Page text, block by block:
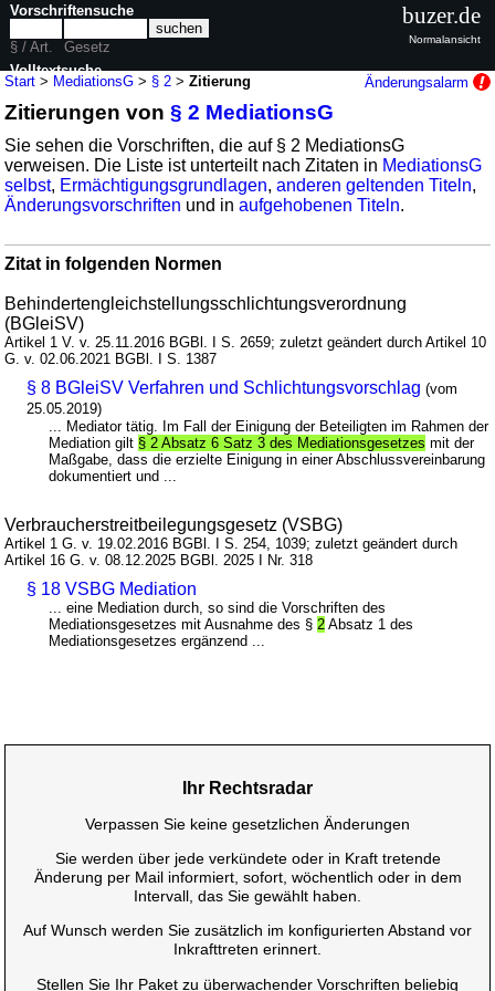
Start > MediationsG > § 2 >Zitierung Änderungsalarm
Zitierungen von§ 2 MediationsG
Sie sehen die Vorschriften, die auf § 2 MediationsG
verweisen. Die Liste ist unterteilt nach Zitaten in MediationsG
selbst, Ermächtigungsgrundlagen,anderen geltenden Titeln,
Änderungsvorschriften und inaufgehobenen Titeln.
Zitat in folgenden Normen
Behindertengleichstellungsschlichtungsverordnung
(BGleiSV)
Artikel 1 V. v. 25.11.2016 BGBl. I S. 2659; zuletzt geändert durch Artikel 10
G. v. 02.06.2021 BGBl. I S. 1387
§ 8 BGleiSV Verfahren und Schlichtungsvorschlag (vom
25.05.2019)
... Mediator tätig. Im Fall der Einigung der Beteiligten im Rahmen der
Mediation gilt § 2 Absatz 6 Satz 3 des Mediationsgesetzes mit der
Maßgabe, dass die erzielte Einigung in einer Abschlussvereinbarung
dokumentiert und ...
Verbraucherstreitbeilegungsgesetz (VSBG)
Artikel 1 G. v. 19.02.2016 BGBl. I S. 254, 1039; zuletzt geändert durch
Artikel 16 G. v. 08.12.2025 BGBl. 2025 I Nr. 318
§ 18 VSBG Mediation
... eine Mediation durch, so sind die Vorschriften des
Mediationsgesetzes mit Ausnahme des § 2 Absatz 1 des
Mediationsgesetzes ergänzend ...
Vorschriftensuche
§ / Art.
Gesetz
Volltextsuche
nur in MediationsG
buzer.de
Normalansicht
Ihr Rechtsradar
Verpassen Sie keine gesetzlichen Änderungen
Sie werden über jede verkündete oder in Kraft tretende
Änderung per Mail informiert, sofort, wöchentlich oder in dem
Intervall, das Sie gewählt haben.
Auf Wunsch werden Sie zusätzlich im konfigurierten Abstand vor
Inkrafttreten erinnert.
Stellen Sie Ihr Paket zu überwachender Vorschriften beliebig